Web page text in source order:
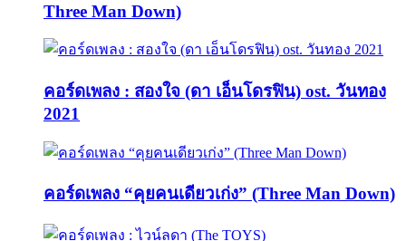
Three Man Down)
คอร์ดเพลง : สองใจ (ดา เอ็นโดรฟิน) ost. วันทอง
2021
คอร์ดเพลง “คุยคนเดียวเก่ง” (Three Man Down)